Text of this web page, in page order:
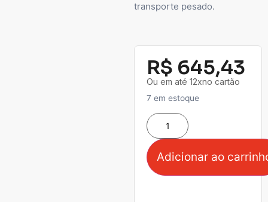
transporte pesado.
R$ 645,43
Ou em até 12xno cartão
7 em estoque
Adicionar ao